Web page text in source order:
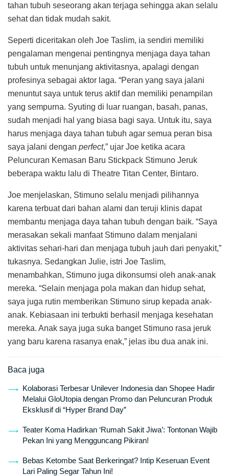
tahan tubuh seseorang akan terjaga sehingga akan selalu
sehat dan tidak mudah sakit.
Seperti diceritakan oleh Joe Taslim, ia sendiri memiliki
pengalaman mengenai pentingnya menjaga daya tahan
tubuh untuk menunjang aktivitasnya, apalagi dengan
profesinya sebagai aktor laga. “Peran yang saya jalani
menuntut saya untuk terus aktif dan memiliki penampilan
yang sempurna. Syuting di luar ruangan, basah, panas,
sudah menjadi hal yang biasa bagi saya. Untuk itu, saya
harus menjaga daya tahan tubuh agar semua peran bisa
saya jalani dengan perfect,” ujar Joe ketika acara
Peluncuran Kemasan Baru Stickpack Stimuno Jeruk
beberapa waktu lalu di Theatre Titan Center, Bintaro.
Joe menjelaskan, Stimuno selalu menjadi pilihannya
karena terbuat dari bahan alami dan teruji klinis dapat
membantu menjaga daya tahan tubuh dengan baik. “Saya
merasakan sekali manfaat Stimuno dalam menjalani
aktivitas sehari-hari dan menjaga tubuh jauh dari penyakit,”
tukasnya. Sedangkan Julie, istri Joe Taslim,
menambahkan, Stimuno juga dikonsumsi oleh anak-anak
mereka. “Selain menjaga pola makan dan hidup sehat,
saya juga rutin memberikan Stimuno sirup kepada anak-
anak. Kebiasaan ini terbukti berhasil menjaga kesehatan
mereka. Anak saya juga suka banget Stimuno rasa jeruk
yang baru karena rasanya enak,” jelas ibu dua anak ini.
Baca juga
Kolaborasi Terbesar Unilever Indonesia dan Shopee Hadir
Melalui GloUtopia dengan Promo dan Peluncuran Produk
Eksklusif di “Hyper Brand Day”
Teater Koma Hadirkan ‘Rumah Sakit Jiwa’: Tontonan Wajib
Pekan Ini yang Mengguncang Pikiran!
Bebas Ketombe Saat Berkeringat? Intip Keseruan Event
Lari Paling Segar Tahun Ini!